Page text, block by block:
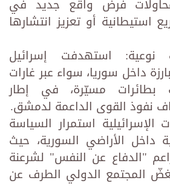
فرض واقع جديد في
استيطانية أو تعزيز انتشارها
نوعية: استهدفت إسرائيل
داخل سوريا، سواء عبر غارات
مسيّرة، في إطار
نفوذ القوى الداعمة لدمشق.
استمرار السياسة
داخل الأراضي السورية، حيث
"الدفاع عن النفس" لشرعنة
يغضّ المجتمع الدولي الطرف عن